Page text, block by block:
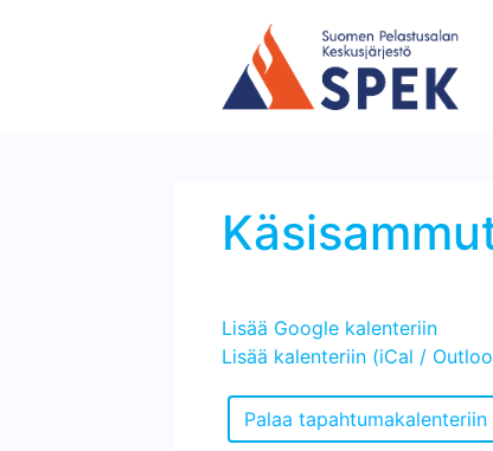
Lisää Google kalenteriin
Lisää kalenteriin (iCal /